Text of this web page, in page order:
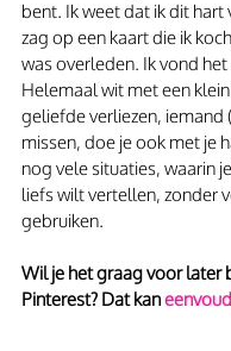
bent. Ik weet dat ik dit hart
zag op een kaart die ik
was overleden. Ik vond het
Helemaal wit met een
geliefde verliezen, iemand
missen, doe je ook met je
nog vele situaties, waarin
liefs wilt vertellen, zonder
gebruiken.
Wil je het graag voor later
Pinterest? Dat kan